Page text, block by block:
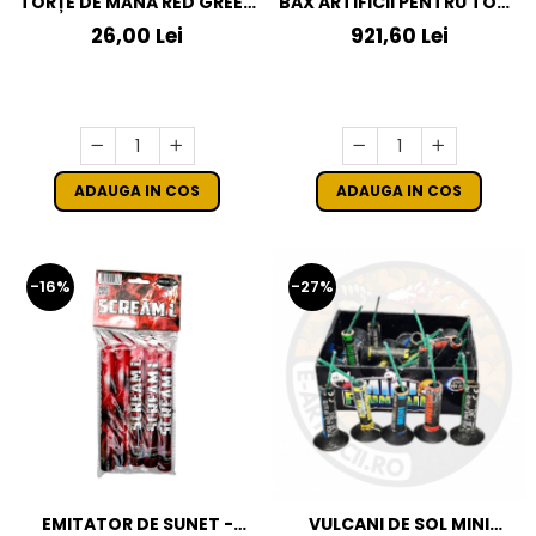
WATERFALL
26,00 Lei
ADAUGA IN COS
AURII 15 CM - 192 SETURI
921,60 Lei
ADAUGA IN COS
-16%
EMITATOR DE SUNET -
-27%
VULCANI DE SOL MINI